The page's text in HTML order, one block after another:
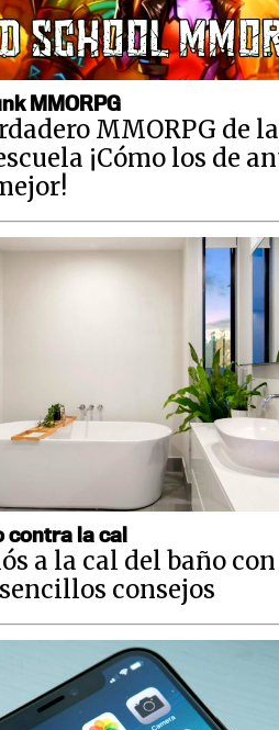
MMORPG
MMORPG de la
¡Cómo los de
contra la cal
a la cal del baño con
consejos